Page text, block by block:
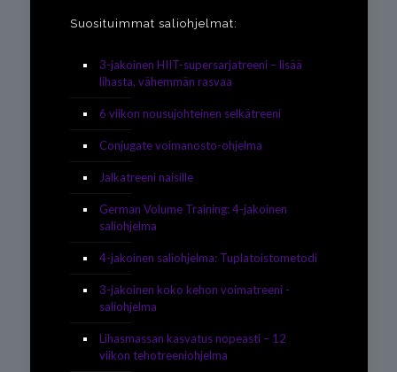
Suosituimmat saliohjelmat:
3-jakoinen HIIT-supersarjatreeni – lisää
lihasta, vähemmän rasvaa
6 viikon nousujohteinen selkätreeni
Conjugate voimanosto-ohjelma
Jalkatreeni naisille
German Volume Training: 4-jakoinen
saliohjelma
4-jakoinen saliohjelma: Tuplatoistometodi
3-jakoinen koko kehon voimatreeni -
saliohjelma
Lihasmassan kasvatus nopeasti – 12
viikon tehotreeniohjelma